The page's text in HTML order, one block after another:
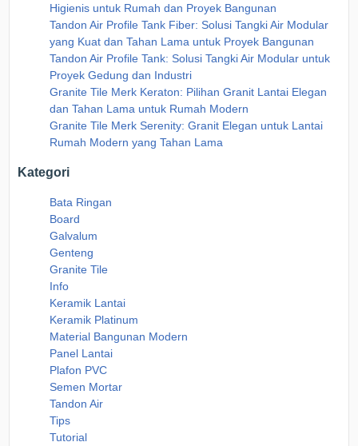
Higienis untuk Rumah dan Proyek Bangunan
Tandon Air Profile Tank Fiber: Solusi Tangki Air Modular
yang Kuat dan Tahan Lama untuk Proyek Bangunan
Tandon Air Profile Tank: Solusi Tangki Air Modular untuk
Proyek Gedung dan Industri
Granite Tile Merk Keraton: Pilihan Granit Lantai Elegan
dan Tahan Lama untuk Rumah Modern
Granite Tile Merk Serenity: Granit Elegan untuk Lantai
Rumah Modern yang Tahan Lama
Kategori
Bata Ringan
Board
Galvalum
Genteng
Granite Tile
Info
Keramik Lantai
Keramik Platinum
Material Bangunan Modern
Panel Lantai
Plafon PVC
Semen Mortar
Tandon Air
Tips
Tutorial